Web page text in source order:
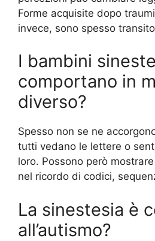
Forme acquisite dopo
invece, sono spesso
I bambini
comportano in
diverso?
Spesso non se ne
tutti vedano le lettere o
loro. Possono però
nel ricordo di codici,
La sinestesia è
all’autismo?